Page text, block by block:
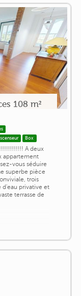
108 m²
Box
A deux
appartement
vous séduire
superbe pièce
trois
d'eau privative et
terrasse de